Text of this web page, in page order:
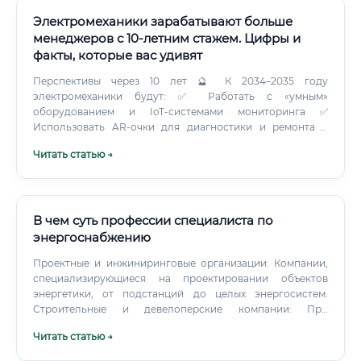
Электромеханики зарабатывают больше
менеджеров с 10-летним стажем. Цифры и
факты, которые вас удивят
Перспективы через 10 лет 🔮 К 2034–2035 году
электромеханики будут: ✅ Работать с «умным»
оборудованием и IoT-системами мониторинга ✅
Использовать AR-очки для диагностики и ремонта в
возобновляемой энергетики (ветряки, солнечные
электромехаников через 10 лет будет выше, чем сегодня
— это прогноз большинства аналитических агентств в
электромеханику 🛠️ Технические (hard skills): ✅ Знание
электротехники и электроники ✅ Умение читать
электрические схемы и чертежи ✅ Навыки работы с
измерительными приборами (мультиметр, осциллограф,
электроустановок (ПУЭ) ✅ Понимание принципов работы
Читать статью →
В чем суть профессии специалиста по
энергоснабжению
Проектные и инжиниринговые организации: Компании,
специализирующиеся на проектировании объектов
энергетики, от подстанций до целых энергосистем.
Строительные и девелоперские компании: При
и коммерческих объектов требуется прокладка сетей и
Читать статью →